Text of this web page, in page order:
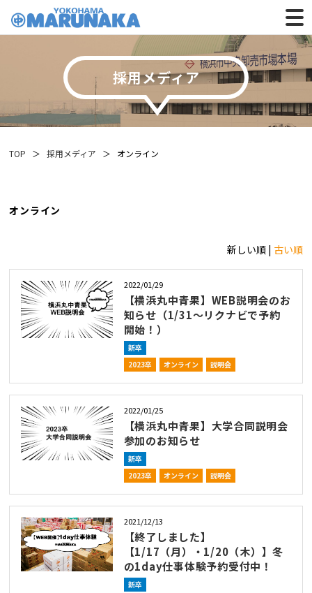
採⽤メディア
TOP 採⽤メディア オンライン
オンライン
新しい順 | 古い順
2022/01/29
【横浜丸中青果】WEB説明会のお
知らせ（1/31～リクナビで予約
開始！）
新卒
2023卒
オンライン 説明会
2022/01/25
【横浜丸中青果】大学合同説明会
参加のお知らせ
新卒
2023卒
オンライン 説明会
2021/12/13
【終了しました】
【1/17（月）・1/20（木）】冬
の1day仕事体験予約受付中！
新卒